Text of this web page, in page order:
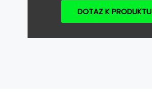
DOTAZ K PRODUKTU